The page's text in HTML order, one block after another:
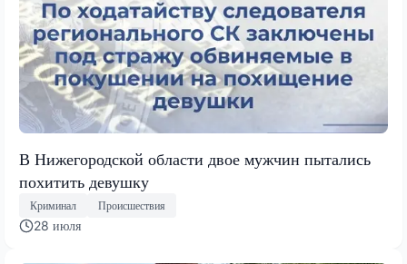
В Нижегородской области двое мужчин пытались
похитить девушку
Криминал Происшествия
28 июля